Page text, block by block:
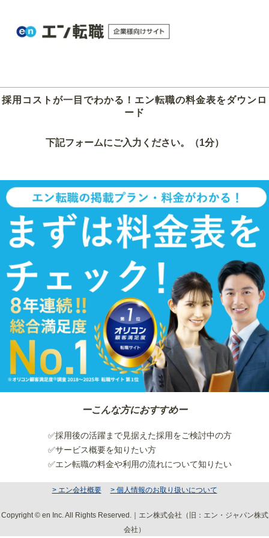
採用コストが一目でわかる！エン転職の料金表をダウンロ
ード
下記フォームにご入力ください。（1分）
ーこんな方におすすめー
✅採用後の活躍まで見据えた採用をご検討中の方
✅サービス概要を知りたい方
✅エン転職の料金や利用の流れについて知りたい
> エン会社概要 > 個人情報のお取り扱いについて
Copyright © en Inc. All Rights Reserved.｜エン株式会社（旧：エン・ジャパン株式
会社）